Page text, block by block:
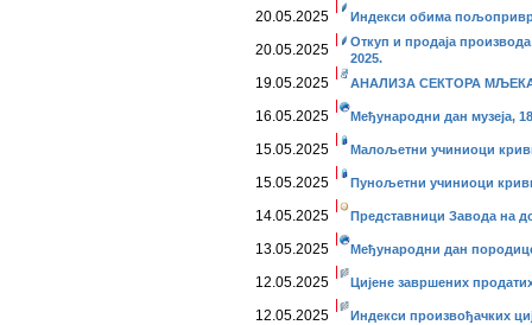
20.05.2025 Индекси обима
20.05.2025
Откуп и продаја
2025.
19.05.2025 АНАЛИЗА СЕКТОРА
16.05.2025 Међународни дан музеја,
15.05.2025 Малољетни учиниоци
15.05.2025 Пунољетни учиниоци
14.05.2025 Представници Завода на
13.05.2025 Међународни дан
12.05.2025 Цијене завршених
12.05.2025 Индекси произвођачких